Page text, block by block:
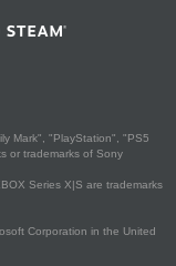
Mark", "PlayStation", "PS5
or trademarks of Sony
Series X|S are trademarks
Corporation in the United